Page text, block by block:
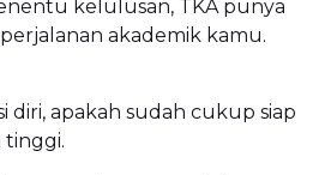
kelulusan, TKA punya
akademik kamu.
diri, apakah sudah cukup siap